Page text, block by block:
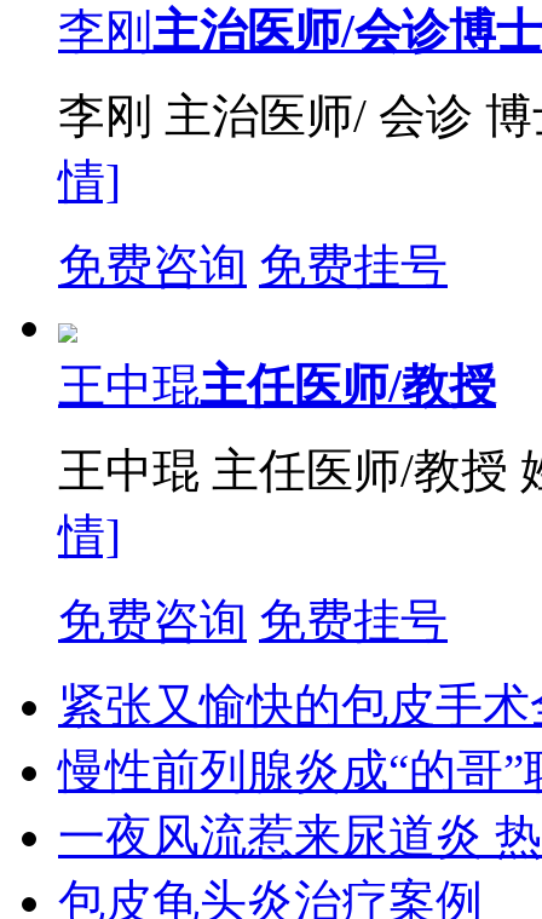
李刚 主治医师/会诊博士
李刚 主治医师/ 会诊
情]
免费咨询 免费挂号
王中琨主任医师/教授
王中琨 主任医师/教授
情]
免费咨询 免费挂号
紧张又愉快的包皮手
慢性前列腺炎成“的哥”
一夜风流惹来尿道炎
包皮龟头炎治疗案例